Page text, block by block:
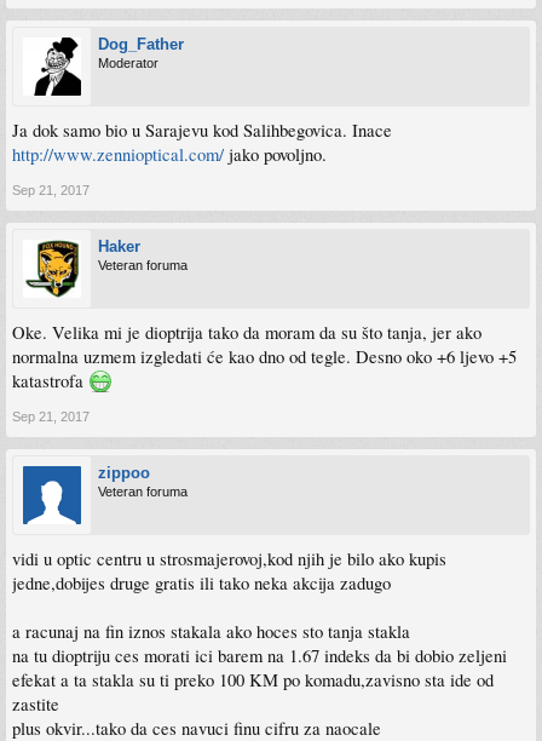
Dog_Father
Moderator
Ja dok samo bio u Sarajevu kod Salihbegovica. Inace
http://www.zennioptical.com/ jako povoljno.
Sep 21, 2017
Haker
Veteran foruma
Oke. Velika mi je dioptrija tako da moram da su što tanja, jer ako
normalna uzmem izgledati će kao dno od tegle. Desno oko +6 ljevo +5
katastrofa
Sep 21, 2017
zippoo
Veteran foruma
vidi u optic centru u strosmajerovoj,kod njih je bilo ako kupis
jedne,dobijes druge gratis ili tako neka akcija zadugo
a racunaj na fin iznos stakala ako hoces sto tanja stakla
na tu dioptriju ces morati ici barem na 1.67 indeks da bi dobio zeljeni
efekat a ta stakla su ti preko 100 KM po komadu,zavisno sta ide od
zastite
plus okvir...tako da ces navuci finu cifru za naocale